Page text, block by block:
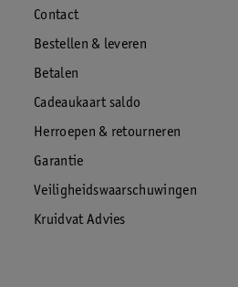
Contact
Bestellen & leveren
Betalen
Cadeaukaart saldo
Herroepen & retourneren
Garantie
Veiligheidswaarschuwingen
Kruidvat Advies